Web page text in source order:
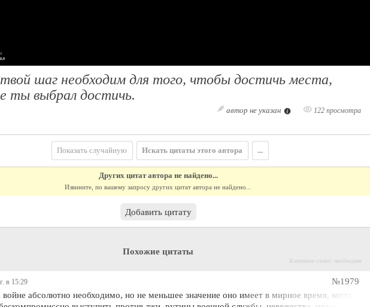
шаг необходим для того, чтобы достичь места,
ты выбрал достичь.
автор не указан 122 просмотра
Показать случайную Искать цитаты этого автора ...
Других цитат автора не найдено...
Извините, по вашему запросу других цитат автора не найдено...
Добавить цитату
Похожие цитаты
Ключевое слово: необходим
в 15:29
№1979
абсолютно необходимо, но не меньшее значение оно имеет в мирное время, когда